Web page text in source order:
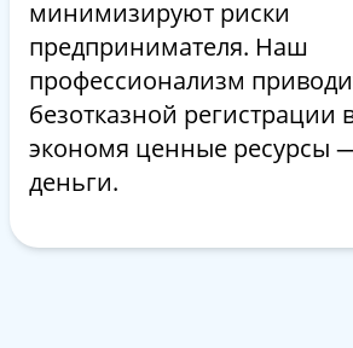
минимизируют риски
предпринимателя. Наш
профессионализм
безотказной
экономя ценные ресурсы
деньги.